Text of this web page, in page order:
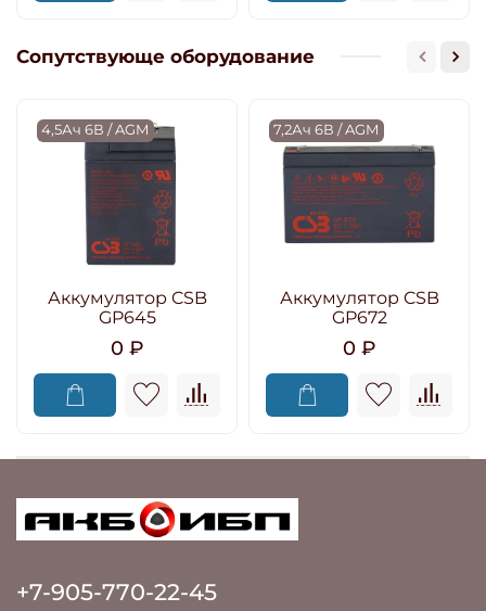
Сопутствующе оборудование
4,5Ач 6В / AGM
Аккумулятор CSB
GP645
0 ₽
7,2Ач 6В / AGM
Аккумулятор CSB
GP672
0 ₽
+7-905-770-22-45